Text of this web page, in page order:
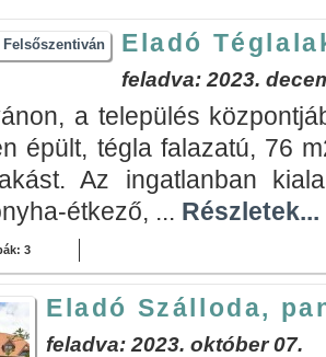
Eladó
feladva: 2023.
a település
épült, tégla falazatú, 76
Az ingatlanban
étkező, ... Részletek...
3
Eladó Szálloda,
feladva: 2023. október 07.